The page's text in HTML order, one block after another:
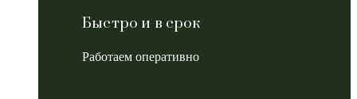
Быстро и в срок
Работаем оперативно